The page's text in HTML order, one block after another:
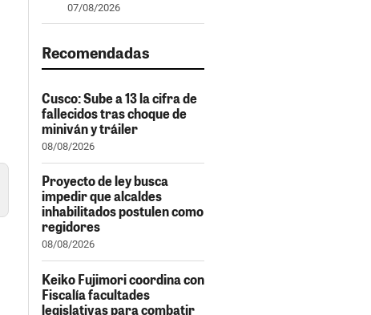
07/08/2026
Recomendadas
Cusco: Sube a 13 la cifra de
fallecidos tras choque de
miniván y tráiler
08/08/2026
Proyecto de ley busca
impedir que alcaldes
inhabilitados postulen como
regidores
08/08/2026
Keiko Fujimori coordina con
Fiscalía facultades
legislativas para combatir